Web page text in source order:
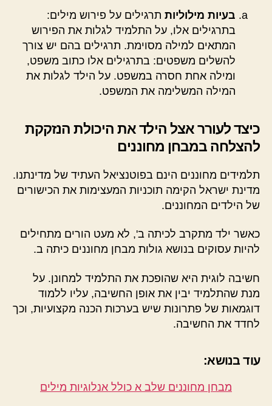
בעיות מילוליות תרגילים על פירוש מילים:
בתרגילים אלו, על התלמיד לגלות את הפירוש
המתאים למילה מסוימת. תרגילים בהם יש צורך
להשלים משפטים: בתרגילים אלו כתוב משפט,
ומילה אחת חסרה במשפט. על הילד לגלות את
המילה המשלימה את המשפט.
כיצד לעורר אצל הילד את היכולת הנזקקת
להצלחה במבחן מחוננים
תלמידים מחוננים הינם בפוטנציאל העתיד של מדינתנו.
מדינת ישראל הקימה תוכניות המעצימות את הכישורים
של הילדים המחוננים.
כאשר ילד מתקרב לכיתה ב', לא מעט הורים מתחילים
להיות עסוקים בנושא גולות מבחן מחוננים כיתה ב.
חשיבה לוגית היא שהופכת את התלמיד למחונן. על
מנת שהתלמיד יבין את אופן החשיבה, עליו ללמוד
דוגמאות של פתרונות שיש בערכות הכנה מקצועיות, וכך
לחדד את החשיבה.
עוד בנושא:
מבחן מחוננים שלב א כולל אנלוגיות מילים